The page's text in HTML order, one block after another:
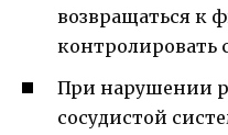
возвращаться к
контролировать
При нарушении
сосудистой